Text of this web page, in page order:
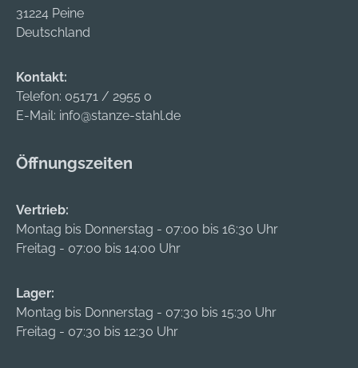
31224 Peine
Deutschland
Kontakt:
Telefon: 05171 / 2955 0
E-Mail: info@stanze-stahl.de
Öffnungszeiten
Vertrieb:
Montag bis Donnerstag - 07:00 bis 16:30 Uhr
Freitag - 07:00 bis 14:00 Uhr
Lager:
Montag bis Donnerstag - 07:30 bis 15:30 Uhr
Freitag - 07:30 bis 12:30 Uhr